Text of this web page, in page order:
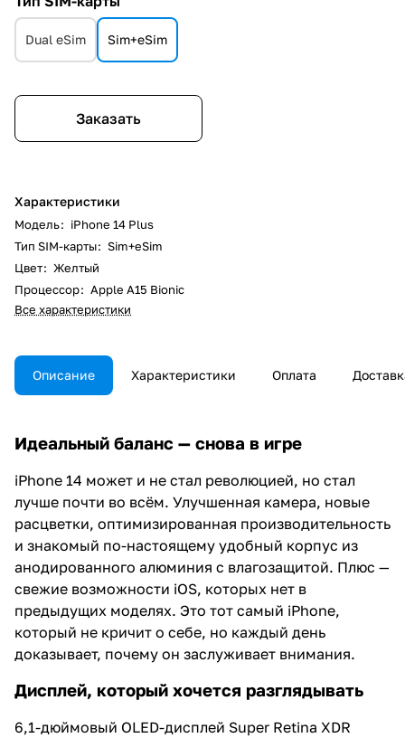
Dual eSim Sim+eSim
Заказать
Характеристики
Модель: iPhone 14 Plus
Тип SIM-карты: Sim+eSim
Цвет: Желтый
Процессор: Apple A15 Bionic
Все характеристики
Описание Характеристики Оплата
Идеальный баланс — снова в игре
iPhone 14 может и не стал революцией, но стал
лучше почти во всём. Улучшенная камера, новые
расцветки, оптимизированная производительность
и знакомый по-настоящему удобный корпус из
анодированного алюминия с влагозащитой. Плюс —
свежие возможности iOS, которых нет в
предыдущих моделях. Это тот самый iPhone,
который не кричит о себе, но каждый день
доказывает, почему он заслуживает внимания.
Дисплей, который хочется разглядывать
6,1-дюймовый OLED-дисплей Super Retina XDR